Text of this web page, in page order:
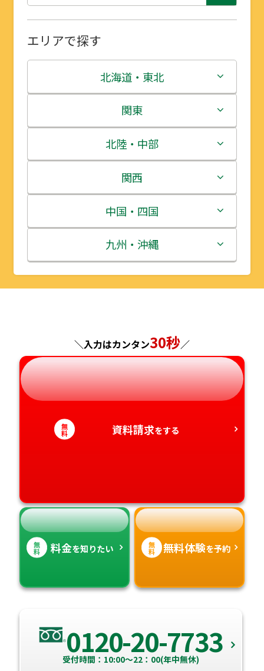
エリアで探す
北海道・東北
北海道
青森県
岩手県
宮城県
秋田県
山形県
関東
茨城県
栃木県
群馬県
埼玉県
千葉県
神奈川県
北陸・中部
新潟県
富山県
石川県
福井県
長野県
岐阜県
静岡県
愛知県
関西
三重県
滋賀県
京都府
兵庫県
奈良県
中国・四国
鳥取県
島根県
広島県
山口県
香川県
高知県
九州・沖縄
福岡県
長崎県
熊本県
沖縄県
＼入力はカンタン30秒／
無
料 資料請求をする
無
料 料金を知りたい 無
料 無料体験を予約
0120-20-7733
受付時間：10:00～22：00(年中無休)